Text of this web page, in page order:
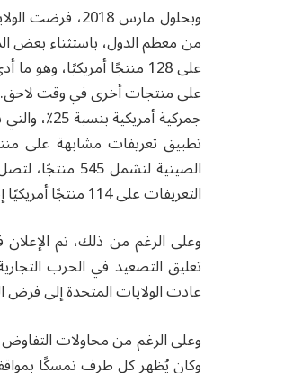
على 128 منتجًا أمريكيًا،
التعريفات على 114 منتجًا أمريكيًا إضافيًا، وه ما يشير إلى تسارع وتيرة الحرب التجارية.
تعليق التصعيد في الحرب
عادت الولايات المتحدة إلى فرض
وعلى الرغم من محاولات